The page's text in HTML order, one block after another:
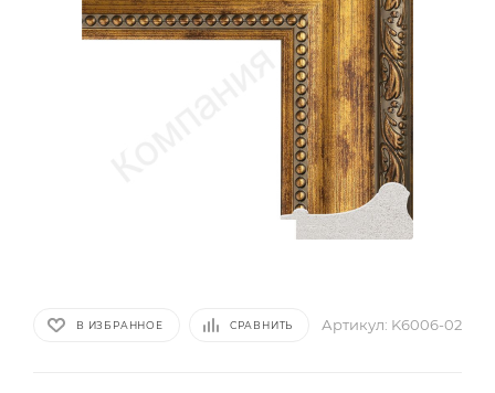
В ИЗБРАННОЕ СРАВНИТЬ Артикул: K6006-02